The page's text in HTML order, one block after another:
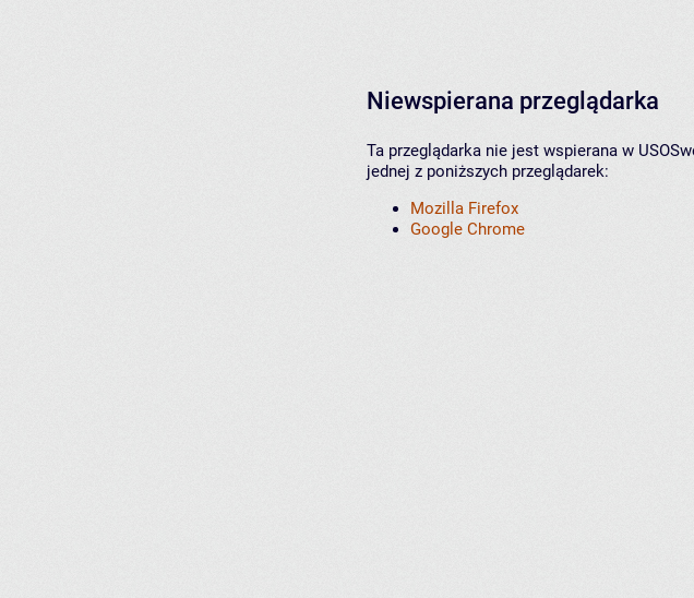
Niewspierana przeglądarka
Ta przeglądarka nie jest wspierana w
jednej z poniższych przeglądarek:
Mozilla Firefox
Google Chrome